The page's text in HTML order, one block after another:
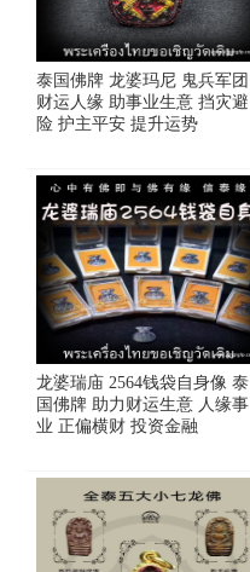
泰国佛牌 龙婆玛尼 鬼兵军团
财运人缘 助事业生意 挡灾避
险 护主平安 提升运势
龙婆瑞庙 2564钱袋自身像 泰
国佛牌 助力财运生意 人缘事
业 正偏横财 投资金融